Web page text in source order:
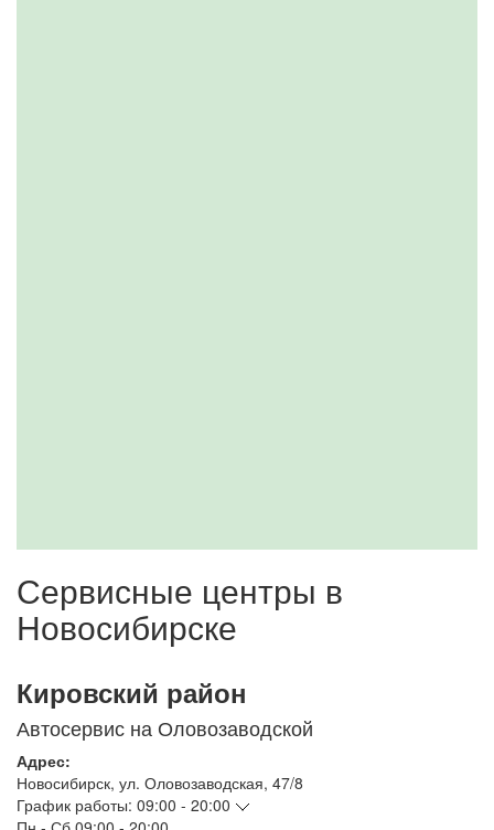
Сервисные центры в
Новосибирске
Кировский район
Автосервис на Оловозаводской
Адрес:
Новосибирск, ул. Оловозаводская, 47/8
График работы: 09:00 - 20:00